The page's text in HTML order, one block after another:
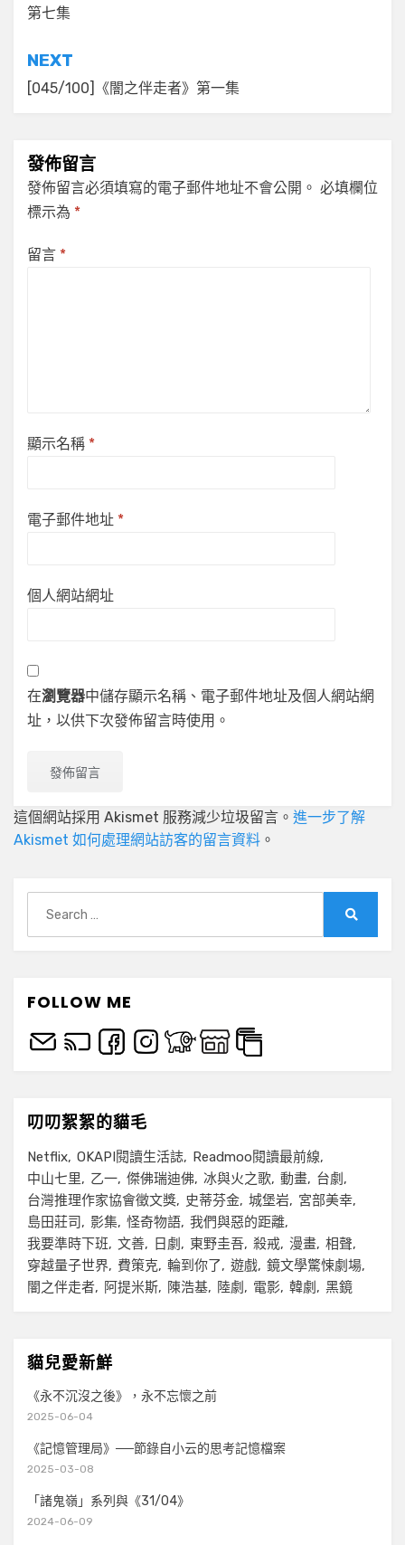
導
覽
第七集
NEXT
[045/100]《闇之伴走者》第一集
發佈留言
發佈留言必須填寫的電子郵件地址不會公開。 必填欄位
標示為 *
留言 *
顯示名稱 *
電子郵件地址 *
個人網站網址
在瀏覽器中儲存顯示名稱、電子郵件地址及個人網站網
址，以供下次發佈留言時使用。
這個網站採用 Akismet 服務減少垃圾留言。 進一步了解
Akismet 如何處理網站訪客的留言資料 。
for:
FOLLOW ME
叨叨絮絮的貓毛
Netflix OKAPI閱讀生活誌
Readmoo閱讀最前線
中山七里
乙一 傑佛瑞迪佛 冰與火之歌 動畫
台劇
台灣推理作家協會徵文獎
史蒂芬金 城堡岩
宮部美幸
島田莊司
影集 怪奇物語 我們與惡的距離
我要準時下班
文善 日劇 東野圭吾 殺戒 漫畫 相聲
穿越量子世界
費策克 輪到你了 遊戲 鏡文學驚悚劇場
闇之伴走者
阿提米斯 陳浩基 陸劇 電影 韓劇 黑鏡
貓兒愛新鮮
《永不沉沒之後》，永不忘懷之前
2025-06-04
《記憶管理局》──節錄自小云的思考記憶檔案
2025-03-08
「諸鬼嶺」系列與《31/04》
2024-06-09